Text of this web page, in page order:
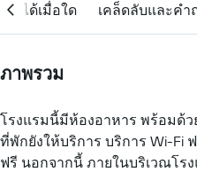
องได้เมื่อใด เคล็ดลับและค
ภาพรวม
โรงแรมนี้มีห้องอาหาร พร้อมด้
ที่พักยังให้บริการ บริการ Wi-Fi
ฟรี นอกจากนี้ ภายในบริเวณโร